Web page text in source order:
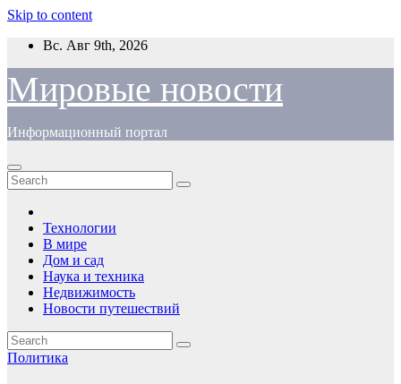
Skip to content
Вс. Авг 9th, 2026
Мировые новости
Информационный портал
Технологии
В мире
Дом и сад
Наука и техника
Недвижимость
Новости путешествий
Политика